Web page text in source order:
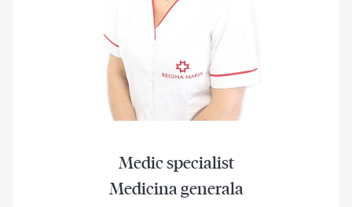
Medic specialist
Medicina generala